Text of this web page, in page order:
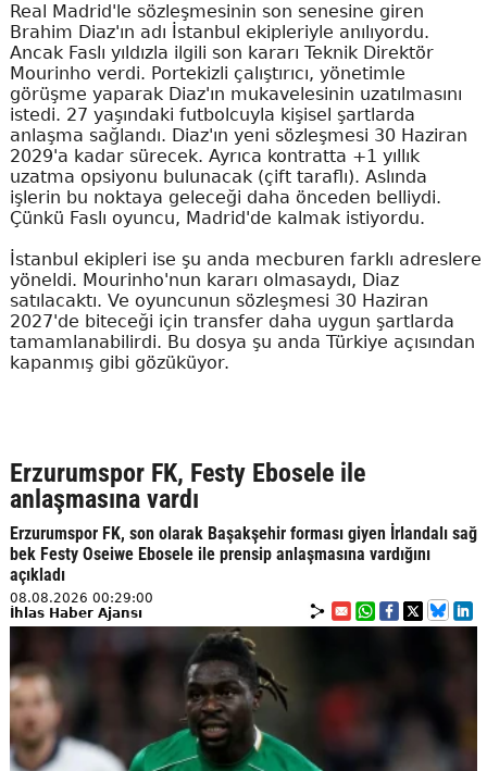
Real Madrid'le sözleşmesinin son senesine giren
Brahim Diaz'ın adı İstanbul ekipleriyle anılıyordu.
Ancak Faslı yıldızla ilgili son kararı Teknik Direktör
Mourinho verdi. Portekizli çalıştırıcı, yönetimle
görüşme yaparak Diaz'ın mukavelesinin uzatılmasını
istedi. 27 yaşındaki futbolcuyla kişisel şartlarda
anlaşma sağlandı. Diaz'ın yeni sözleşmesi 30 Haziran
2029'a kadar sürecek. Ayrıca kontratta +1 yıllık
uzatma opsiyonu bulunacak (çift taraflı). Aslında
işlerin bu noktaya geleceği daha önceden belliydi.
Çünkü Faslı oyuncu, Madrid'de kalmak istiyordu.
İstanbul ekipleri ise şu anda mecburen farklı adreslere
yöneldi. Mourinho'nun kararı olmasaydı, Diaz
satılacaktı. Ve oyuncunun sözleşmesi 30 Haziran
2027'de biteceği için transfer daha uygun şartlarda
tamamlanabilirdi. Bu dosya şu anda Türkiye açısından
kapanmış gibi gözüküyor.
Erzurumspor FK, Festy Ebosele ile
anlaşmasına vardı
Erzurumspor FK, son olarak Başakşehir forması giyen İrlandalı sağ
bek Festy Oseiwe Ebosele ile prensip anlaşmasına vardığını
açıkladı
08.08.2026 00:29:00
İhlas Haber Ajansı